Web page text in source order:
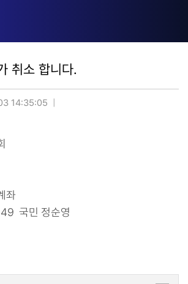
취소 합니다.
14:35:05
좌
국민 정순영